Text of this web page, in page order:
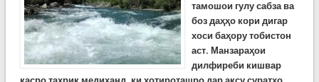
тамошои гулу сабза ва
боз даҳҳо кори дигар
хоси баҳору тобистон
аст. Манзараҳои
дилфиреби кишвар